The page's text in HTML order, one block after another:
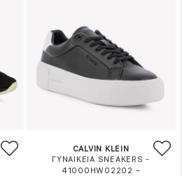
CALVIN KLEIN
ΓΥΝΑΙΚΕΙΑ SNEAKERS -
41000HW02202 -